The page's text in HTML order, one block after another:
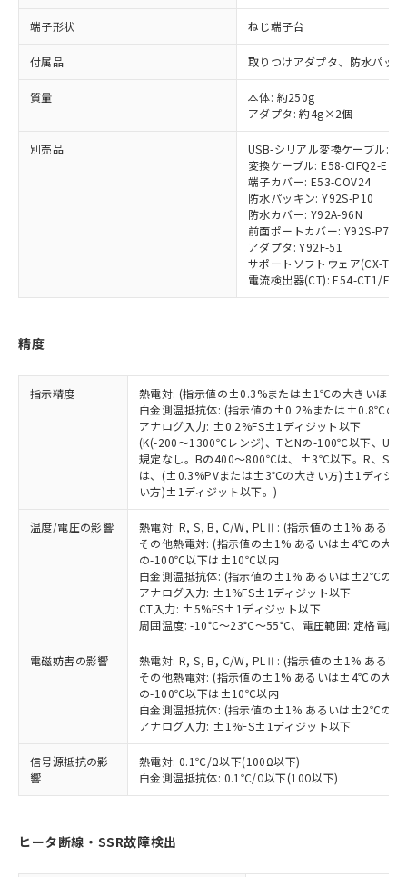
端子形状 ねじ端子台
付属品 取りつけアダプタ、防水パッ
質量
本体: 約250g
アダプタ: 約4g×2個
別売品
USB-シリアル変換ケーブル:
変換ケーブル: E58-CIFQ2-E
端子カバー: E53-COV24
防水パッキン: Y92S-P10
防水カバー: Y92A-96N
前面ポートカバー: Y92S-P7
アダプタ: Y92F-51
サポートソフトウェア(CX-
電流検出器(CT): E54-CT1/
精度
指示精度
熱電対: (指示値の±0.3%または±1℃の大きいほう
白金測温抵抗体: (指示値の±0.2%または±0.8℃の
アナログ入力: ±0.2%FS±1ディジット以下
(K(-200～1300℃レンジ)、TとNの-100℃以下、U
規定なし。Bの400～800℃は、±3℃以下。R、S
は、(±0.3%PVまたは±3℃の大きい方)±1ディジ
い方)±1ディジット以下。)
温度/電圧の影響
熱電対: R, S, B, C/W, PLⅡ: (指示値の±1% ある
その他熱電対: (指示値の±1% あるいは±4℃の大き
の-100℃以下は±10℃以内
白金測温抵抗体: (指示値の±1% あるいは±2℃の大
アナログ入力: ±1%FS±1ディジット以下
CT入力: ±5%FS±1ディジット以下
周囲温度: -10℃～23℃～55℃、電圧範囲: 定格電圧
電磁妨害の影響
熱電対: R, S, B, C/W, PLⅡ: (指示値の±1% ある
その他熱電対: (指示値の±1% あるいは±4℃の大き
の-100℃以下は±10℃以内
白金測温抵抗体: (指示値の±1% あるいは±2℃の大
アナログ入力: ±1%FS±1ディジット以下
信号源抵抗の影
響
熱電対: 0.1℃/Ω以下(100Ω以下)
白金測温抵抗体: 0.1℃/Ω以下(10Ω以下)
ヒータ断線・SSR故障検出
正式な納期状況および標準価格はお客
様のお取引先、またはお客様担当のオ
ムロン制御機器販売店・当社販売員に
オムロン制御機器販売店や当社販売拠
販売ネットワーク
」をご確認
在庫状況および標準価格結果を当社の
事前の承諾なく第三者に漏洩または開
示しないようお願いします。
マイパーツ機能（部品リスト作成サー
ビス）をご利用いただくには、I-Web
メンバーズにご登録されている必要が
お客様が当ウェブサイト上で当社にご
※当社の共同利用者とは、"個人情報
の共同利用に関して"
の「1.共同利
用者の範囲」に記載されている法人を
指します。
ルベンジル（BBP） 1000ppm以下、フタル酸ジブチル
（DBP） 1000ppm以下、フタル酸ジイソブチル
但し、RoHS指令で産業用監視および制御機器に対する
フタル酸エステル類の４物質については閾値を超える意
図的な使用がないことを確認しています。
部品在庫の切り替え状況などにより、予定
月が前後することがあります。
※3 非含有証明書ダウンロード
EU RoHS指令（10物質）の非含有証明書
51物質の非含有証明書（当社基準）
※本証明書は発行日時点で非含有を証明す
るもので、過去に遡って非含有を証明する
ものではありません。
また、RoHS指令のフタル酸エステル類４
物質の対応では、対応完了までの期間は出
荷製品に未対応品が混在することから備考
欄に対応日を記載しておりました。
既に当社にて対応品への在庫切替を完了
していることから、特段のことがない限
り、2022年1月12日より割愛しておりま
ニル類) : 1000ppm、 PBDEs(ポリ臭化ジフェニルエーテ
ル類) : 1000ppm、
DBP(フタル酸ジブチル) : 1000ppm、 DIBP(フタル酸ジ
イソブチル) : 1000ppm、 BBP(フタル酸ブチルベンジ
「ｅ」：有害物質（10物質）のすべてが基
準値以下であることを示します。
「10」：通常の使用状況下において有害物
質が外部に漏えいし、環境に深刻な影響を
及ぼさない年数を意味します。
「－」：未確認です。当社販売部門へお問
全に破砕するなど、違法に輸出されな
いよう必要な手段を講じます。
当社は貴社製品を、核兵器、ミサイ
ル、化学兵器、生物兵器またはその他
武器並びにこれらの製造装置等に一切
当社は、貴社製品を第三者に販売する
場合は、上記1、2および3の内容を当
該第三者に通知します。また当社は、
販売先および販売に係わる関係者が違
法に輸出するおそれがある場合は、取
り引きをいたしません。
一定数以上の在庫あり
在庫なし(最新の在庫状況につ
いては、お客様のお取引先、ま
たはお客様担当のオムロン制御
機器販売店・当社販売員にご確
受注生産機種、また在庫状況の
情報を公開していない機種